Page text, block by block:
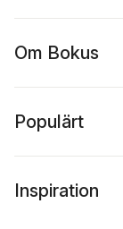
Om Bokus
Populärt
Inspiration